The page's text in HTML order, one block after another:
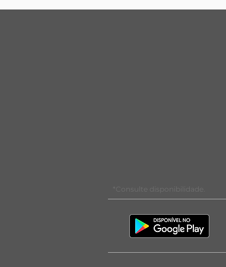
*Consulte disponibilidade.